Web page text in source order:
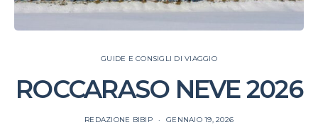
GUIDE E CONSIGLI DI VIAGGIO
ROCCARASO NEVE 2026
REDAZIONE BIBIP GENNAIO 19, 2026